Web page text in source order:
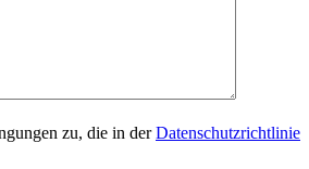
zu, die in derDatenschutzrichtlinie